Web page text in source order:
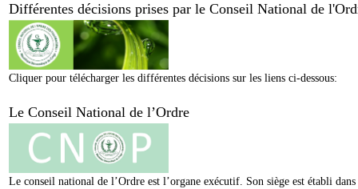
Différentes décisions prises par le Conseil National de
Cliquer pour télécharger les différentes décisions sur les liens ci-dessous:
Le Conseil National de l’Ordre
Le conseil national de l’Ordre est l’organe exécutif. Son siège est établi